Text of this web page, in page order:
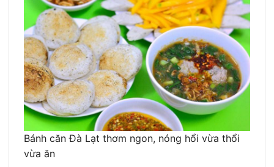
Bánh căn Đà Lạt thơm ngon, nóng hổi vừa thổi
vừa ăn